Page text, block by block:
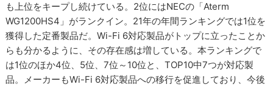
も上位をキープし続けている。2位にはNECの「Aterm
WG1200HS4」がランクイン。21年の年間ランキングでは1位を
獲得した定番製品だ。Wi-Fi 6対応製品がトップに立ったことか
らも分かるように、その存在感は増している。本ランキングで
は1位のほか4位、5位、7位～10位と、TOP10中7つが対応製
品。メーカーもWi-Fi 6対応製品への移行を促進しており、今後